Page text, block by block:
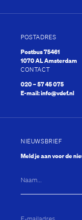
POSTADRES
Postbus 75461
1070 AL Amsterdam
CONTACT
020 – 57 45 075
E-mail:info@vdef.nl
NIEUWSBRIEF
Meld je aan voor de